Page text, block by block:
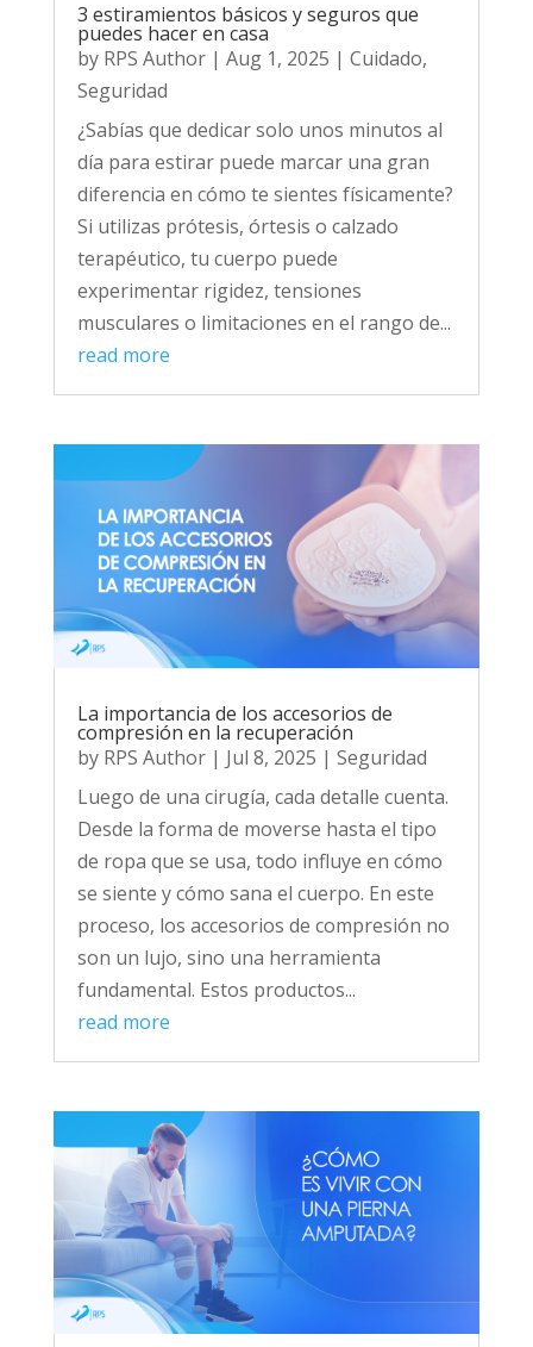
3 estiramientos básicos y seguros que
puedes hacer en casa
by RPS Author| Aug 1, 2025 | Cuidado,
Seguridad
¿Sabías que dedicar solo unos minutos al
día para estirar puede marcar una gran
diferencia en cómo te sientes físicamente?
Si utilizas prótesis, órtesis o calzado
terapéutico, tu cuerpo puede
experimentar rigidez, tensiones
musculares o limitaciones en el rango de...
read more
La importancia de los accesorios de
compresión en la recuperación
by RPS Author| Jul 8, 2025 | Seguridad
Luego de una cirugía, cada detalle cuenta.
Desde la forma de moverse hasta el tipo
de ropa que se usa, todo influye en cómo
se siente y cómo sana el cuerpo. En este
proceso, los accesorios de compresión no
son un lujo, sino una herramienta
fundamental. Estos productos...
read more